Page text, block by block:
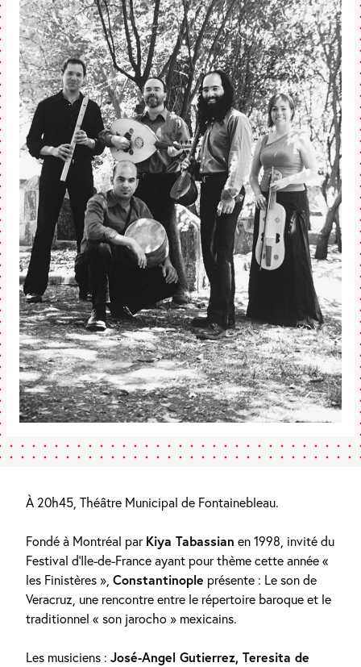
À 20h45, Théâtre Municipal de Fontainebleau.
Fondé à Montréal parKiya Tabassian en 1998, invité du
Festival d’Ile-de-France ayant pour thème cette année «
les Finistères », Constantinople présente : Le son de
Veracruz, une rencontre entre le répertoire baroque et le
traditionnel « son jarocho » mexicains.
Les musiciens : José-Angel Gutierrez, Teresita de